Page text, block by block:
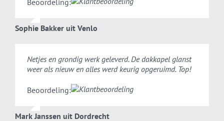
Sophie Bakker uit Venlo
Netjes en grondig werk geleverd. De dakkapel glanst
weer als nieuw en alles werd keurig opgeruimd. Top!
Beoordeling:
Mark Janssen uit Dordrecht